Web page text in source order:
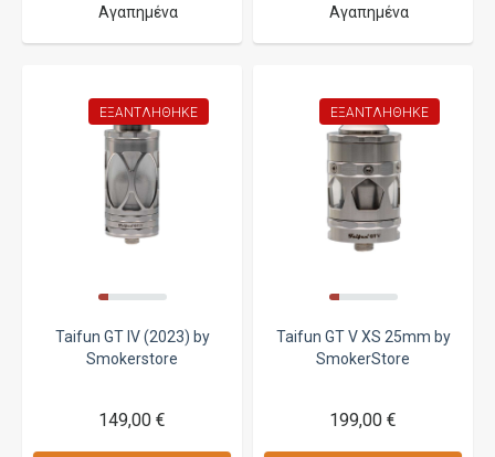
Αγαπημένα
Αγαπημένα
ΕΞΑΝΤΛΉΘΗΚΕ
Taifun GT IV (2023) by
Smokerstore
149,00 €
ΕΞΑΝΤΛΉΘΗΚΕ
Taifun GT V XS 25mm by
SmokerStore
199,00 €